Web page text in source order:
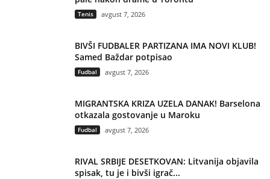
Tenis avgust 7, 2026
BIVŠI FUDBALER PARTIZANA IMA NOVI KLUB!
Samed Baždar potpisao
Fudbal avgust 7, 2026
MIGRANTSKA KRIZA UZELA DANAK! Barselona
otkazala gostovanje u Maroku
Fudbal avgust 7, 2026
RIVAL SRBIJE DESETKOVAN: Litvanija objavila
spisak, tu je i bivši igrač...